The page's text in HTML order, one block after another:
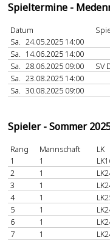
Spieltermine -
Datum
Sa. 24.05.2025 14:00
Sa. 14.06.2025 14:00
Sa. 28.06.2025 09:00
SV
Sa. 23.08.2025 14:00
Sa. 30.08.2025 09:00
Spieler - Sommer
Rang Mannschaft
LK
1
1
2
1
3
1
4
1
5
1
6
1
7
1